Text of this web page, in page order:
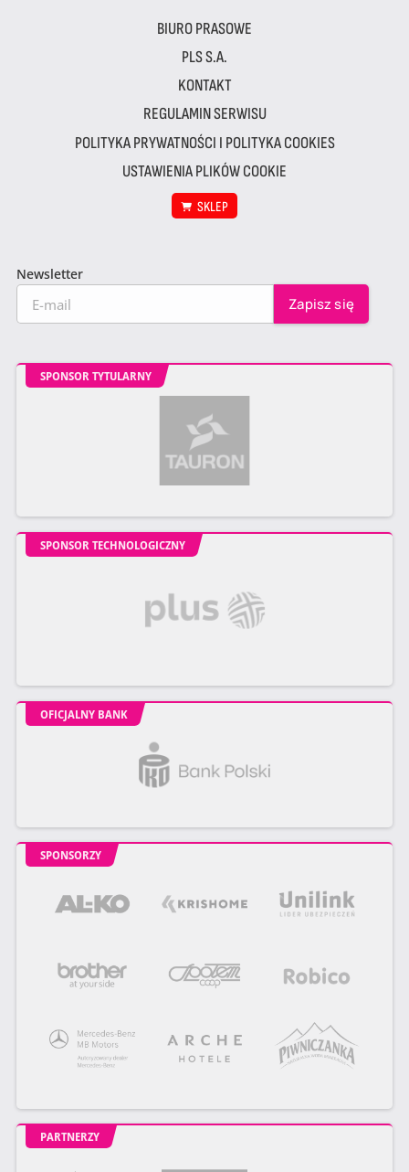
BIURO PRASOWE
PLS S.A.
KONTAKT
REGULAMIN SERWISU
POLITYKA PRYWATNOŚCI I POLITYKA COOKIES
USTAWIENIA PLIKÓW COOKIE
SKLEP
Newsletter
SPONSOR TYTULARNY
SPONSOR TECHNOLOGICZNY
OFICJALNY BANK
SPONSORZY
PARTNERZY